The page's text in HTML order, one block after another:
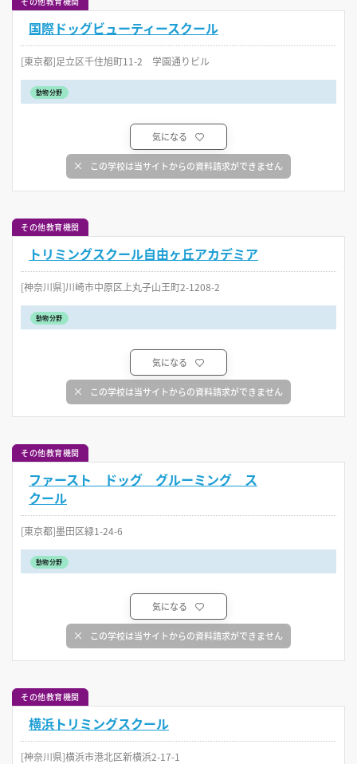
国際ドッグビューティースクール
[東京都]足立区千住旭町11-2 学園通りビル
動物分野
気になる
この学校は当サイトからの資料請求ができません
その他教育機関
トリミングスクール自由ヶ丘アカデミア
[神奈川県]川崎市中原区上丸子山王町2-1208-2
動物分野
気になる
この学校は当サイトからの資料請求ができません
その他教育機関
ファースト ドッグ グルーミング ス
クール
[東京都]墨田区緑1-24-6
動物分野
気になる
この学校は当サイトからの資料請求ができません
その他教育機関
横浜トリミングスクール
[神奈川県]横浜市港北区新横浜2-17-1